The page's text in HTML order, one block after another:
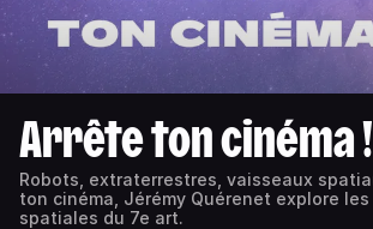
Arrête ton cinéma !
Robots, extraterrestres, vaisseaux
ton cinéma, Jérémy Quérenet explore
spatiales du 7e art.